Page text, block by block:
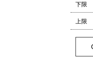
下限
上限